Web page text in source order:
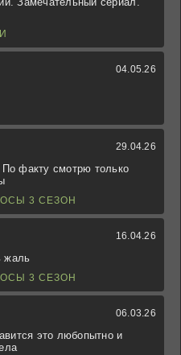
04.05.26
29.04.26
факту смотрю только
3 СЕЗОН
16.04.26
жаль
3 СЕЗОН
06.03.26
это любопытно и